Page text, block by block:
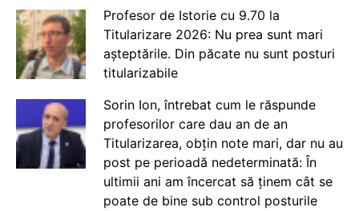
Profesor de Istorie cu 9.70 la
Titularizare 2026: Nu prea sunt mari
așteptările. Din păcate nu sunt posturi
titularizabile
Sorin Ion, întrebat cum le răspunde
profesorilor care dau an de an
Titularizarea, obțin note mari, dar nu au
post pe perioadă nedeterminată: În
ultimii ani am încercat să ținem cât se
poate de bine sub control posturile